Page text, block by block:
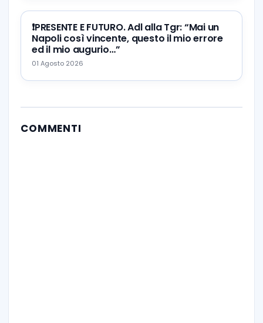
❗️PRESENTE E FUTURO. Adl alla Tgr: “Mai un
Napoli così vincente, questo il mio errore
ed il mio augurio…”
01 Agosto 2026
COMMENTI